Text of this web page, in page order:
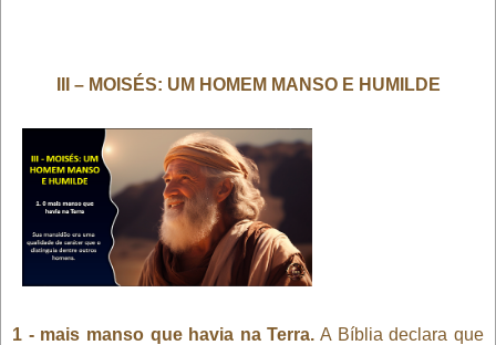
III – MOISÉS: UM HOMEM MANSO E HUMILDE
1 - mais manso que havia na Terra. A Bíblia declara que